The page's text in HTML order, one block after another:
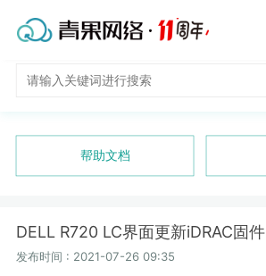
国
短效代理
进入控制台
帮助文档
DELL R720 LC界面更新iDRAC固件
发布时间 : 2021-07-26 09:35